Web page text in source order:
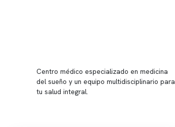
Centro médico especializado en medicina
del sueño y un equipo multidisciplinario para
tu salud integral.